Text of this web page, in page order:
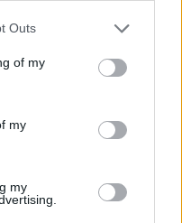
Outs
of my
my
my
DIGITAL MARKETING